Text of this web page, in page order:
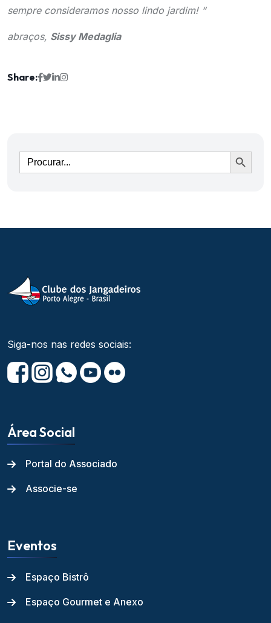
sempre consideramos nosso lindo jardim! “
abraços, Sissy Medaglia
Share:
Ir
Siga-nos nas redes sociais:
Área Social
Portal do Associado
Associe-se
Eventos
Espaço Bistrô
Espaço Gourmet e Anexo